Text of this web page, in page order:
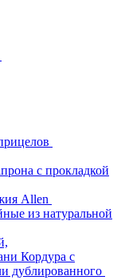
с прокладкой
Allen
из натуральной
Кордура с
дублированного